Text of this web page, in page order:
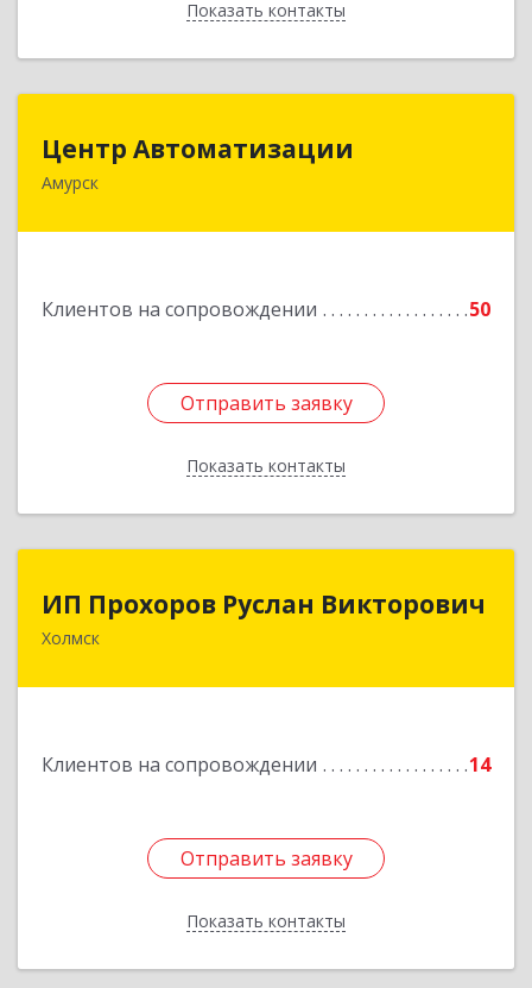
Показать контакты
Назад
Центр Автоматизации
Амурск
Клиентов на сопровождении 50
Отправить заявку
Показать контакты
682640, Хабаровский край, Амурск г, Мира пр-
Отправить заявку
Назад
ИП Прохоров Руслан Викторович
Холмск
Клиентов на сопровождении 14
Отправить заявку
Показать контакты
694620, Сахалинская обл, Холмский р-н, Холмск
Отправить заявку
Назад